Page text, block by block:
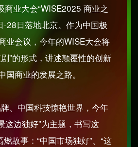
商业大会“WISE2025 商业之
-28日落地北京。作为中国极
业会议，今年的WISE大会将
”的形式，讲述颠覆性的创新
国商业的发展之路。
、中国科技惊艳世界，今年
这边独好”为主题，书写这
燃故事：“中国市场独好”、“这